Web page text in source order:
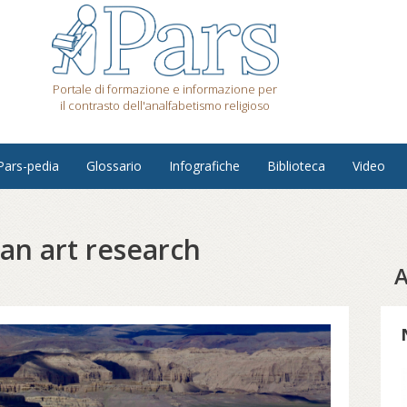
Portale di formazione e informazione per
il contrasto dell'analfabetismo religioso
pedia Glossario Infografiche Biblioteca Video
art research